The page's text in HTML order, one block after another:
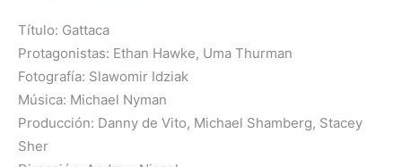
Título: Gattaca
Protagonistas: Ethan Hawke, Uma Thurman
Fotografía: Slawomir Idziak
Música: Michael Nyman
Producción: Danny de Vito, Michael Shamberg, Stacey
Sher